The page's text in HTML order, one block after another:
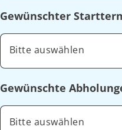
Gewünschter
Bitte auswählen
Gewünschte
Bitte auswählen